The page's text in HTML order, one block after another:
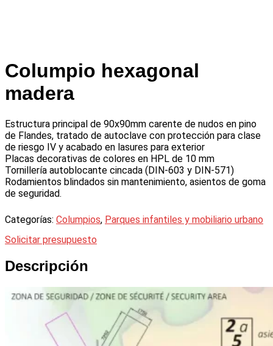
Columpio hexagonal
madera
Estructura principal de 90x90mm carente de nudos en pino
de Flandes, tratado de autoclave con protección para clase
de riesgo IV y acabado en lasures para exterior
Placas decorativas de colores en HPL de 10 mm
Tornillería autoblocante cincada (DIN-603 y DIN-571)
Rodamientos blindados sin mantenimiento, asientos de goma
de seguridad.
Categorías: Columpios, Parques infantiles y mobiliario urbano
Solicitar presupuesto
Descripción